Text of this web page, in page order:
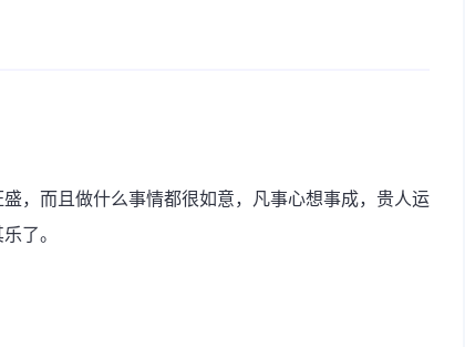
，而且做什么事情都很如意，凡事心想事成，贵人运
了。